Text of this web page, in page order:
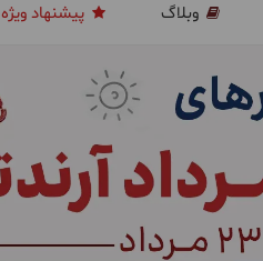
وبلاگ پیشنهاد ویژه